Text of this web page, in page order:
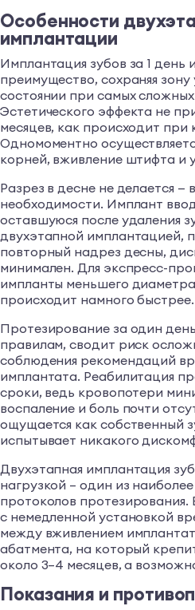
Особенности
имплантации
Имплантация зубов за 1 день
преимущество, сохраняя
состоянии при самых
Эстетического эффекта не
месяцев, как происходит при
Одномоментно
корней, вживление штифта и
Разрез в десне не делается —
необходимости. Имплант
оставшуюся после удаления
двухэтапной имплантацией,
повторный надрез десны,
минимален. Для экспресс-
импланты меньшего
происходит намного быстрее.
Протезирование за один
правилам, сводит риск
соблюдения рекомендаций
имплантата. Реабилитация
сроки, ведь кровопотери
воспаление и боль почти
ощущается как собственный
испытывает никакого
Двухэтапная имплантация
нагрузкой – один из
протоколов
с немедленной установкой
между вживлением
абатмента, на который
около 3–4 месяцев, а
Показания и